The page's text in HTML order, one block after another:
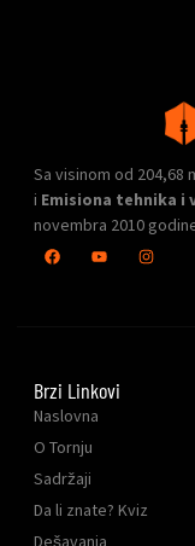
Sa visinom od 204,68
i Emisiona tehnika i
novembra 2010
Brzi Linkovi
Naslovna
O Tornju
Sadržaji
Da li znate? Kviz